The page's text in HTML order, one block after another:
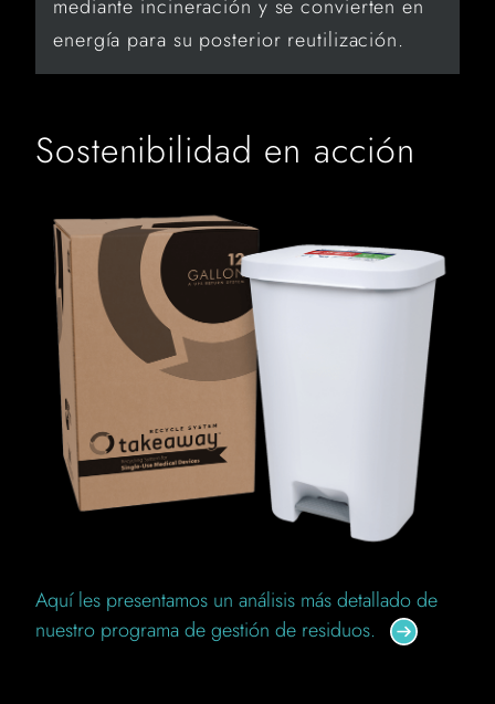
mediante incineración y se convierten en
energía para su posterior reutilización.
Sostenibilidad en acción
Aquí les presentamos un análisis más detallado de
nuestro programa de gestión de residuos.